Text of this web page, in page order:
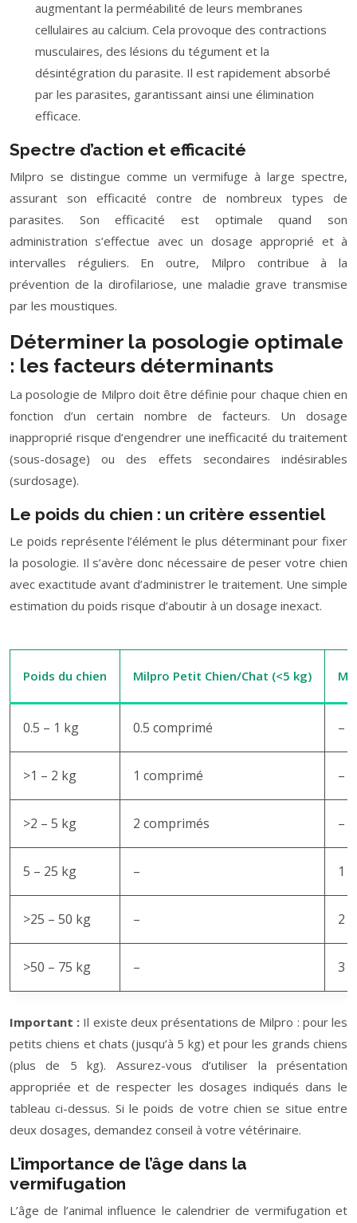
augmentant la perméabilité de leurs membranes
cellulaires au calcium. Cela provoque des contractions
musculaires, des lésions du tégument et la
désintégration du parasite. Il est rapidement absorbé
par les parasites, garantissant ainsi une élimination
efficace.
Spectre d’action et efficacité
Milpro se distingue comme un vermifuge à large spectre,
assurant son efficacité contre de nombreux types de
parasites. Son efficacité est optimale quand son
administration s’effectue avec un dosage approprié et à
intervalles réguliers. En outre, Milpro contribue à la
prévention de la dirofilariose, une maladie grave transmise
par les moustiques.
Déterminer la posologie optimale
: les facteurs déterminants
La posologie de Milpro doit être définie pour chaque chien en
fonction d’un certain nombre de facteurs. Un dosage
inapproprié risque d’engendrer une inefficacité du traitement
(sous-dosage) ou des effets secondaires indésirables
(surdosage).
Le poids du chien : un critère essentiel
Le poids représente l’élément le plus déterminant pour fixer
la posologie. Il s’avère donc nécessaire de peser votre chien
avec exactitude avant d’administrer le traitement. Une simple
estimation du poids risque d’aboutir à un dosage inexact.
Poids du chien Milpro Petit Chien/Chat (<5 kg)
0.5 – 1 kg 0.5 comprimé –
>1 – 2 kg 1 comprimé –
>2 – 5 kg 2 comprimés –
5 – 25 kg – 1
>25 – 50 kg – 2
>50 – 75 kg – 3
Important : Il existe deux présentations de Milpro : pour les
petits chiens et chats (jusqu’à 5 kg) et pour les grands chiens
(plus de 5 kg). Assurez-vous d’utiliser la présentation
appropriée et de respecter les dosages indiqués dans le
tableau ci-dessus. Si le poids de votre chien se situe entre
deux dosages, demandez conseil à votre vétérinaire.
L’importance de l’âge dans la
vermifugation
L’âge de l’animal influence le calendrier de vermifugation et